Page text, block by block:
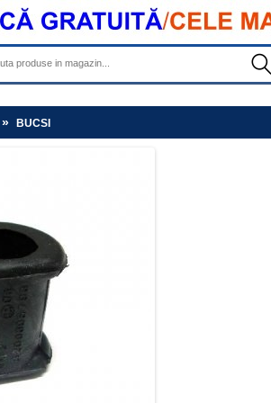
BUCSI